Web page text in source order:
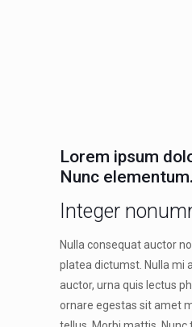
Lorem ipsum
Nunc
Integer
Nulla consequat auctor
platea dictumst. Nulla mi
auctor, urna quis lectus
ornare egestas sit amet